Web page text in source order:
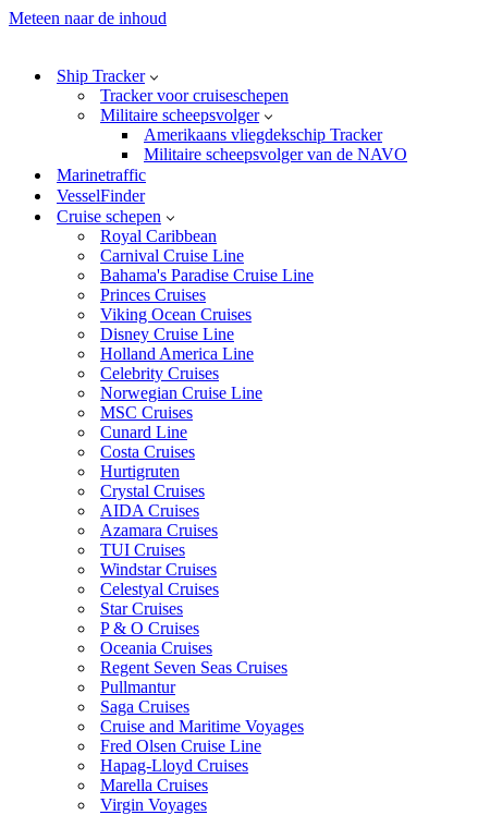
Meteen naar de inhoud
Ship Tracker
Tracker voor cruiseschepen
Militaire scheepsvolger
Amerikaans vliegdekschip Tracker
Militaire scheepsvolger van de NAVO
Marinetraffic
VesselFinder
Cruise schepen
Royal Caribbean
Carnival Cruise Line
Bahama's Paradise Cruise Line
Princes Cruises
Viking Ocean Cruises
Disney Cruise Line
Holland America Line
Celebrity Cruises
Norwegian Cruise Line
MSC Cruises
Cunard Line
Costa Cruises
Hurtigruten
Crystal Cruises
AIDA Cruises
Azamara Cruises
TUI Cruises
Windstar Cruises
Celestyal Cruises
Star Cruises
P & O Cruises
Oceania Cruises
Regent Seven Seas Cruises
Pullmantur
Saga Cruises
Cruise and Maritime Voyages
Fred Olsen Cruise Line
Hapag-Lloyd Cruises
Marella Cruises
Virgin Voyages